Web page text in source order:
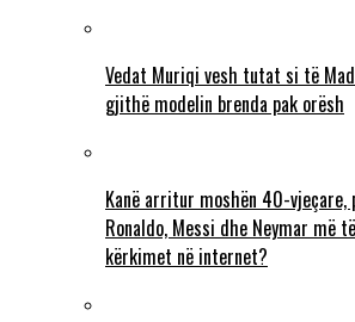
Vedat Muriqi vesh tutat si të
gjithë modelin brenda pak orësh
Kanë arritur moshën 40-vjeçare,
Ronaldo, Messi dhe Neymar më
kërkimet në internet?